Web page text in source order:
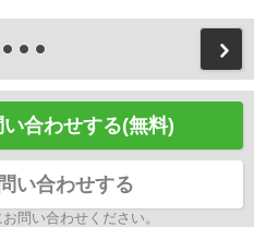
合わせする(無料)
い合わせする
問い合わせください。